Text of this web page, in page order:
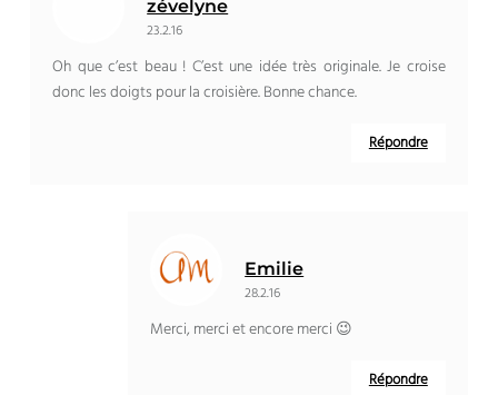
zévelyne
23.2.16
Oh que c’est beau ! C’est une idée très originale. Je croise
donc les doigts pour la croisière. Bonne chance.
Répondre
Emilie
28.2.16
Merci, merci et encore merci 😉
Répondre